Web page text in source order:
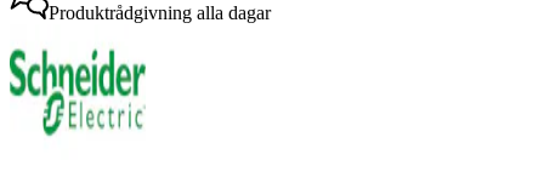
Produktrådgivning alla dagar